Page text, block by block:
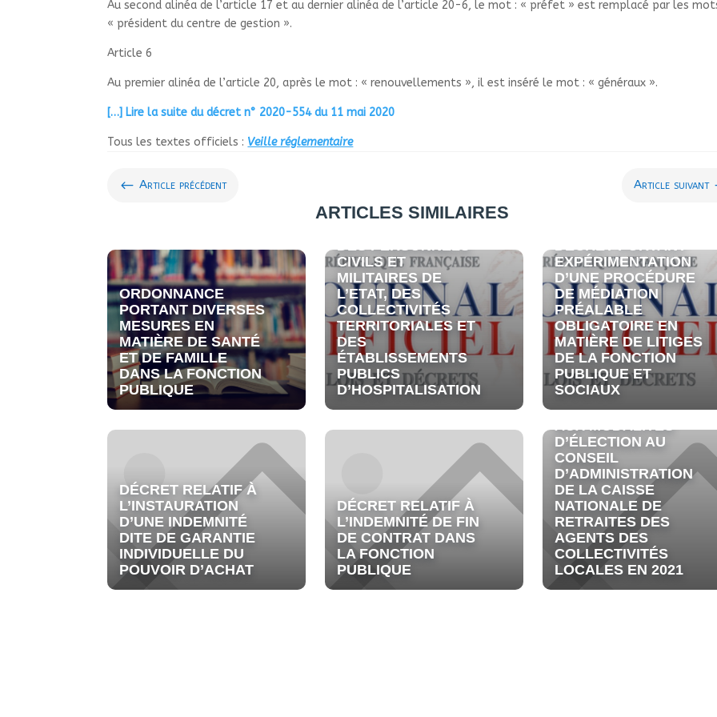
Au second alinéa de l’article 17 et au dernier alinéa de l’article 20-6, le mot : « préfet » est remplacé par les
« président du centre de gestion ».
Article 6
Au premier alinéa de l’article 20, après le mot : « renouvellements », il est inséré le mot : « généraux ».
[…] Lire la suite du décret n° 2020-554 du 11 mai 2020
Tous les textes officiels : Veille réglementaire
# Article précédent Article suivant
ARTICLES SIMILAIRES
ORDONNANCE
PORTANT DIVERSES
MESURES EN
MATIÈRE DE SANTÉ
ET DE FAMILLE
DANS LA FONCTION
PUBLIQUE
DÉCRET RELATIF À
DES PERSONNELS
CIVILS ET
MILITAIRES DE
L’ETAT, DES
COLLECTIVITÉS
TERRITORIALES ET
DES
ÉTABLISSEMENTS
PUBLICS
D’HOSPITALISATION
DÉCRET PORTANT
EXPÉRIMENTATION
D’UNE PROCÉDURE
DE MÉDIATION
PRÉALABLE
OBLIGATOIRE EN
MATIÈRE DE LITIGES
DE LA FONCTION
PUBLIQUE ET
SOCIAUX
DÉCRET RELATIF À
L’INSTAURATION
D’UNE INDEMNITÉ
DITE DE GARANTIE
INDIVIDUELLE DU
POUVOIR D’ACHAT
DÉCRET RELATIF À
L’INDEMNITÉ DE FIN
DE CONTRAT DANS
LA FONCTION
PUBLIQUE
ARRÊTÉ RELATIF
AUX MODALITÉS
D’ÉLECTION AU
CONSEIL
D’ADMINISTRATION
DE LA CAISSE
NATIONALE DE
RETRAITES DES
AGENTS DES
COLLECTIVITÉS
LOCALES EN 2021